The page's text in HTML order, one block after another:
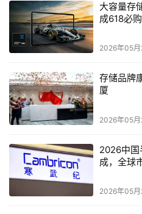
已贡献了超过两百万行开源系
以及大量的相关技术文档，由
与此同时，IBM也将继续与
Linux基金会执行理事Jim
Zemlin表示：“我们很高兴早
POWER架构的道路上迈出了
件社区的兴趣与日俱增，而与
将继续下去，为不断增长的全
源硬件技术。”
大容量存
成618必
2026年05
存储品牌
厦
2026年05
2026中国
成，全球
2026年05